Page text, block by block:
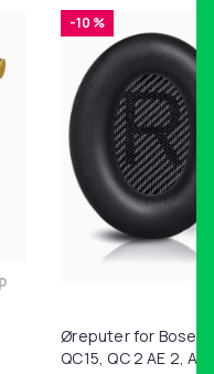
Magetrener, 6-rørs
-10 %
Øreputer for Bose
QC15, QC 2 AE 2, AE